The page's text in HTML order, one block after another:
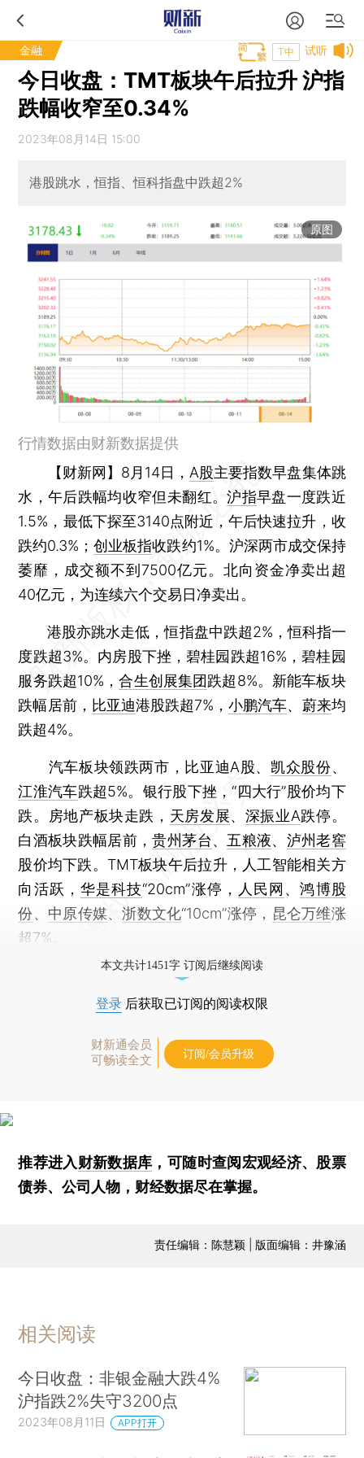
金融 试听
T中
今日收盘：TMT板块午后拉升 沪指
跌幅收窄至0.34%
2023年08月14日 15:00
港股跳水，恒指、恒科指盘中跌超2%
原图
行情数据由财新数据提供
【财新网】 8月14日，A股主要指数早盘集体跳
水，午后跌幅均收窄但未翻红。沪指早盘一度跌近
1.5%，最低下探至3140点附近，午后快速拉升，收
跌约0.3%；创业板指收跌约1%。沪深两市成交保持
萎靡，成交额不到7500亿元。北向资金净卖出超
40亿元，为连续六个交易日净卖出。
港股亦跳水走低，恒指盘中跌超2%，恒科指一
度跌超3%。内房股下挫，碧桂园跌超16%，碧桂园
服务跌超10%，合生创展集团跌超8%。新能车板块
跌幅居前， 比亚迪港股跌超7%，小鹏汽车、 蔚来均
跌超4%。
汽车板块领跌两市，比亚迪A股、 凯众股份、
江淮汽车跌超5%。银行股下挫，“四大行”股价均下
跌。房地产板块走跌， 天房发展、 深振业A跌停。
白酒板块跌幅居前，贵州茅台、五粮液、 泸州老窖
股价均下跌。TMT板块午后拉升，人工智能相关方
向活跃， 华是科技“20cm”涨停， 人民网 、鸿博股
份、 中原传媒、浙数文化“10cm”涨停， 昆仑万维涨
超7%。
本文共计1451字 订阅后继续阅读
登录 后获取已订阅的阅读权限
财新通会员
可畅读全文
订阅/会员升级
推荐进入财新数据库 ，可随时查阅宏观经济、股票
债券、公司人物，财经数据尽在掌握。
责任编辑：陈慧颖 | 版面编辑：井豫涵
相关阅读
今日收盘：非银金融大跌4%
沪指跌2%失守3200点
2023年08月11日 APP打开